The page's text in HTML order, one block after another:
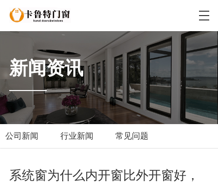
新闻资讯
公司新闻 行业新闻 常见问题
系统窗为什么内开窗比外开窗好，